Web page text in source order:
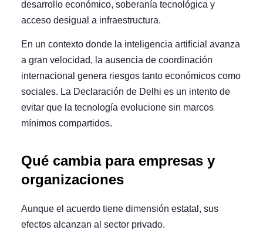
desarrollo económico, soberanía tecnológica y
acceso desigual a infraestructura.
En un contexto donde la inteligencia artificial avanza
a gran velocidad, la ausencia de coordinación
internacional genera riesgos tanto económicos como
sociales. La Declaración de Delhi es un intento de
evitar que la tecnología evolucione sin marcos
mínimos compartidos.
Qué cambia para empresas y
organizaciones
Aunque el acuerdo tiene dimensión estatal, sus
efectos alcanzan al sector privado.